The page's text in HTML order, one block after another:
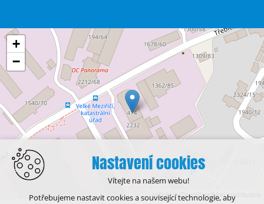
+
−
Leaflet | © OpenStreetMap contributors
Nastavení cookies
Vítejte na našem webu!
Potřebujeme nastavit cookies a související technologie, aby